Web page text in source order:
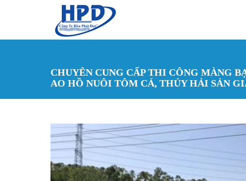
CHUYÊN CUNG CẤP THI CÔNG MÀNG
AO HỒ NUÔI TÔM CÁ, THỦY HẢI SẢN